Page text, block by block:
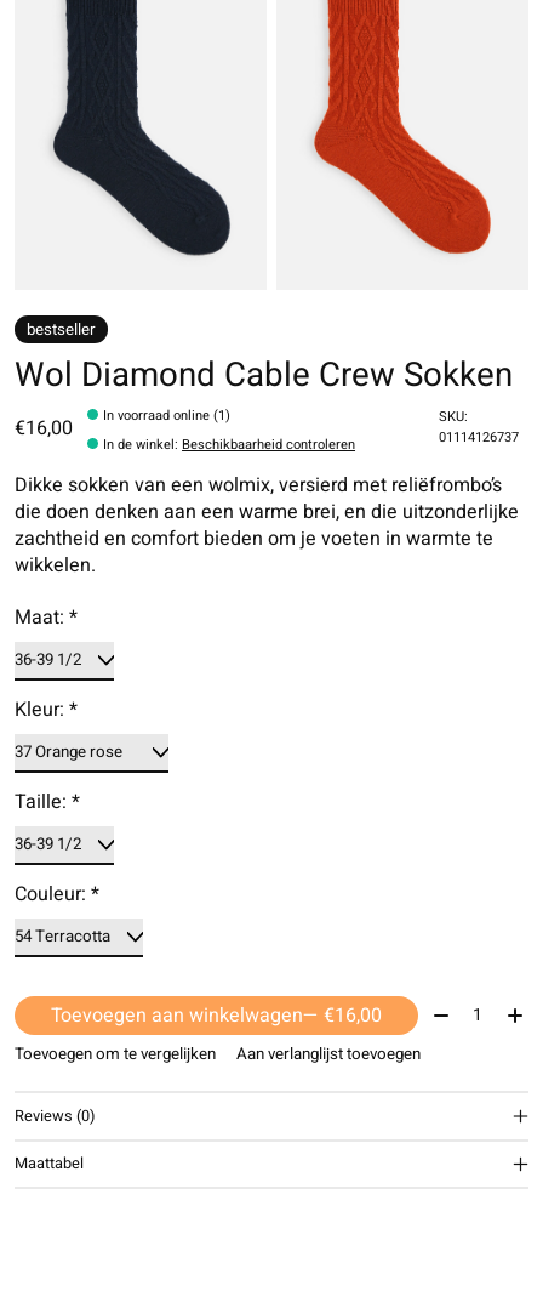
bestseller
Wol Diamond Cable Crew Sokken
€16,00
In voorraad online (1)
In de winkel: Beschikbaarheid controleren
SKU:
01114126737
Dikke sokken van een wolmix, versierd met reliëfrombo’s
die doen denken aan een warme brei, en die uitzonderlijke
zachtheid en comfort bieden om je voeten in warmte te
wikkelen.
Maat: *
Kleur: *
Taille: *
Couleur: *
Toevoegen aan winkelwagen — €16,00 Aantal:
Toevoegen om te vergelijken Aan verlanglijst toevoegen
Reviews (0)
Maattabel